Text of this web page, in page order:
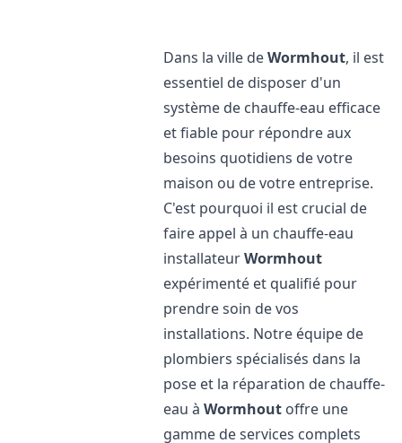
Dans la ville deWormhout, il est
essentiel de disposer d'un
système de chauffe-eau efficace
et fiable pour répondre aux
besoins quotidiens de votre
maison ou de votre entreprise.
C'est pourquoi il est crucial de
faire appel à un chauffe-eau
installateurWormhout
expérimenté et qualifié pour
prendre soin de vos
installations. Notre équipe de
plombiers spécialisés dans la
pose et la réparation de chauffe-
eau àWormhout offre une
gamme de services complets